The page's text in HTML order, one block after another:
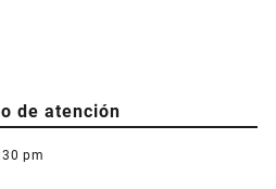
de atención
pm